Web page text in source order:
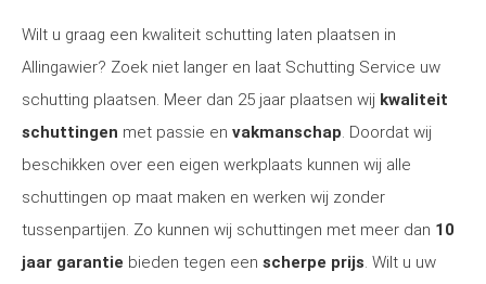
Wilt u graag een kwaliteit schutting laten plaatsen in
Allingawier? Zoek niet langer en laat Schutting Service uw
schutting plaatsen. Meer dan 25 jaar plaatsen wij kwaliteit
schuttingen met passie en vakmanschap. Doordat wij
beschikken over een eigen werkplaats kunnen wij alle
schuttingen op maat maken en werken wij zonder
tussenpartijen. Zo kunnen wij schuttingen met meer dan 10
jaar garantie bieden tegen een scherpe prijs. Wilt u uw